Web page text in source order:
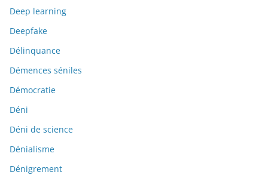
Deep learning
Deepfake
Délinquance
Démences séniles
Démocratie
Déni
Déni de science
Dénialisme
Dénigrement